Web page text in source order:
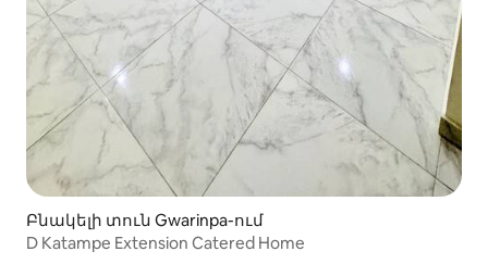
Բնակելի տուն Gwarinpa-ում
D Katampe Extension Catered Home